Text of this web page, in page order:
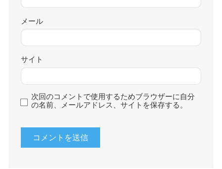
メール
サイト
次回のコメントで使用するためブラウザーに自分
の名前、メールアドレス、サイトを保存する。